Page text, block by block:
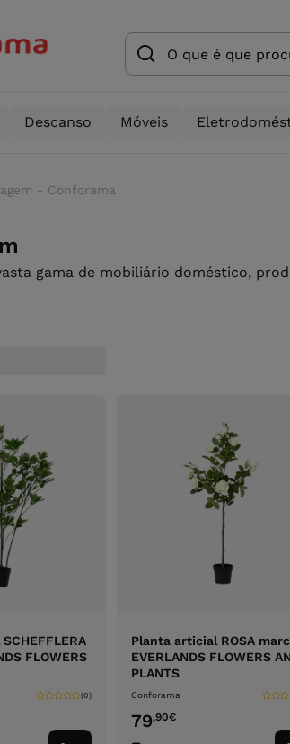
Descanso Móveis
- Conforama
gama de mobiliário doméstico,
FLOWERS
(0)
Planta articial ROSA
EVERLANDS FLOWERS
PLANTS
Conforama
79,90€